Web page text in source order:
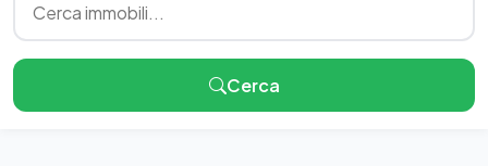
Cerca